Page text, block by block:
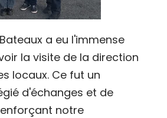
a eu l'immense
la visite de la direction
locaux. Ce fut un
d'échanges et de
notre